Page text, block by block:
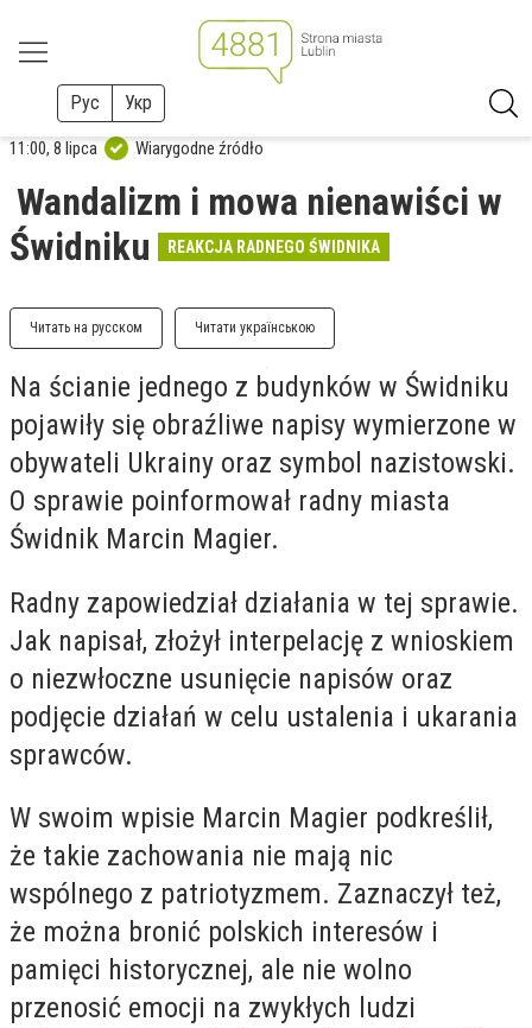
Рус Укр
11:00, 8 lipca Wiarygodne źródło
Wandalizm i mowa nienawiści w
Świdniku
REAKCJA RADNEGO ŚWIDNIKA
Читать на русском Читати українською
Na ścianie jednego z budynków w Świdniku
pojawiły się obraźliwe napisy wymierzone w
obywateli Ukrainy oraz symbol nazistowski.
O sprawie poinformował radny miasta
Świdnik Marcin Magier.
Radny zapowiedział działania w tej sprawie.
Jak napisał, złożył interpelację z wnioskiem
o niezwłoczne usunięcie napisów oraz
podjęcie działań w celu ustalenia i ukarania
sprawców.
W swoim wpisie Marcin Magier podkreślił,
że takie zachowania nie mają nic
wspólnego z patriotyzmem. Zaznaczył też,
że można bronić polskich interesów i
pamięci historycznej, ale nie wolno
przenosić emocji na zwykłych ludzi